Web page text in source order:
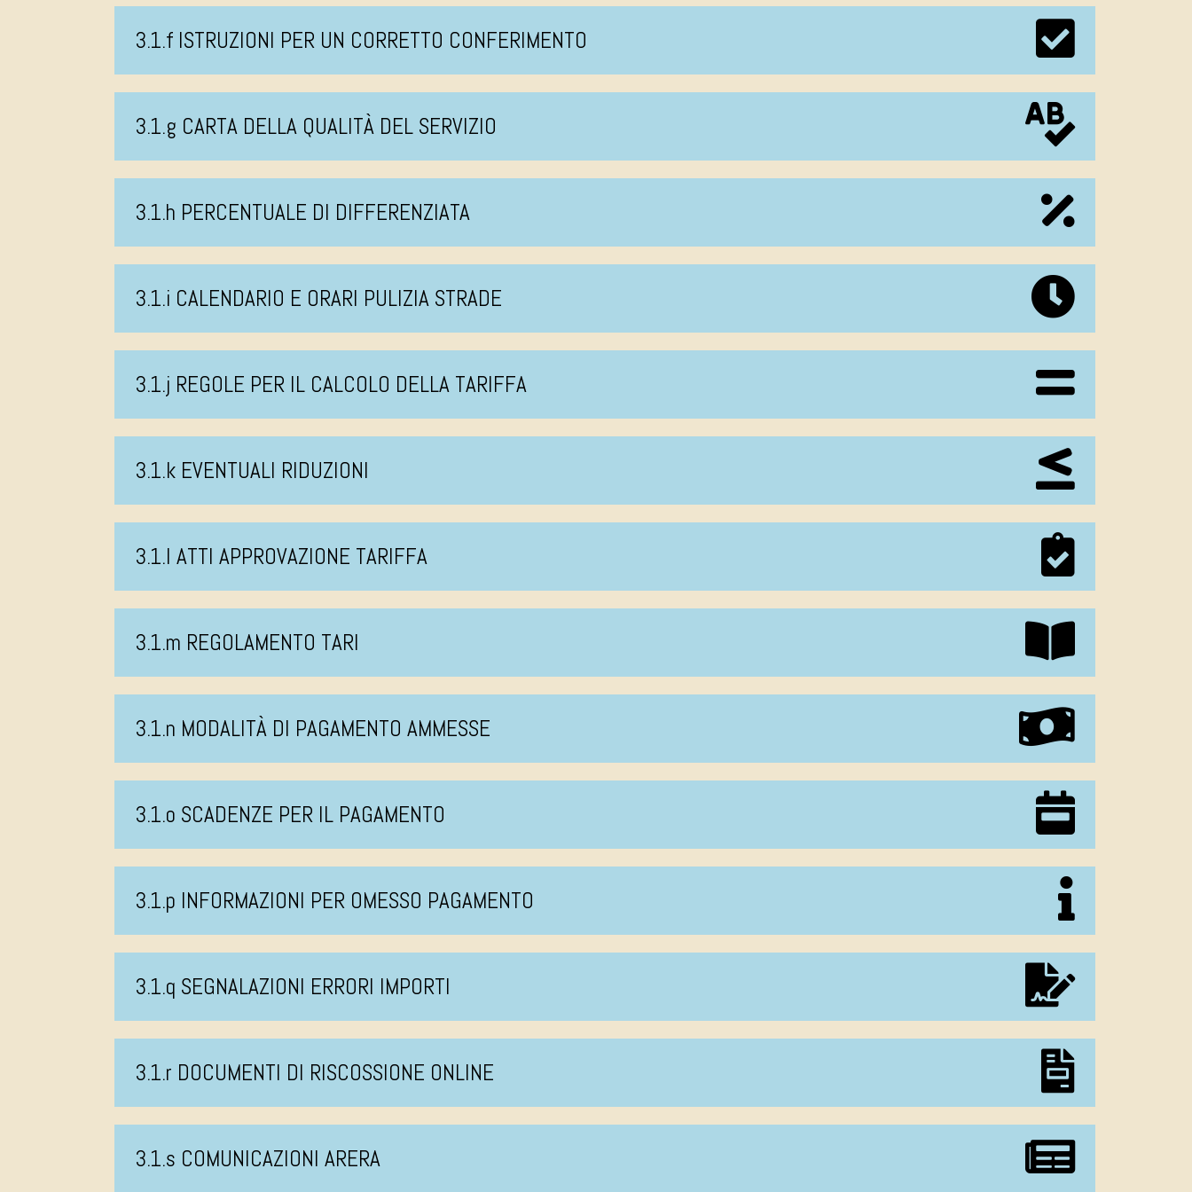
3.1.f ISTRUZIONI PER UN CORRETTO CONFERIMENTO
3.1.g CARTA DELLA QUALITÀ DEL SERVIZIO
3.1.h PERCENTUALE DI DIFFERENZIATA
3.1.i CALENDARIO E ORARI PULIZIA STRADE
3.1.j REGOLE PER IL CALCOLO DELLA TARIFFA
3.1.k EVENTUALI RIDUZIONI
3.1.l ATTI APPROVAZIONE TARIFFA
3.1.m REGOLAMENTO TARI
3.1.n MODALITÀ DI PAGAMENTO AMMESSE
3.1.o SCADENZE PER IL PAGAMENTO
3.1.p INFORMAZIONI PER OMESSO PAGAMENTO
3.1.q SEGNALAZIONI ERRORI IMPORTI
3.1.r DOCUMENTI DI RISCOSSIONE ONLINE
3.1.s COMUNICAZIONI ARERA